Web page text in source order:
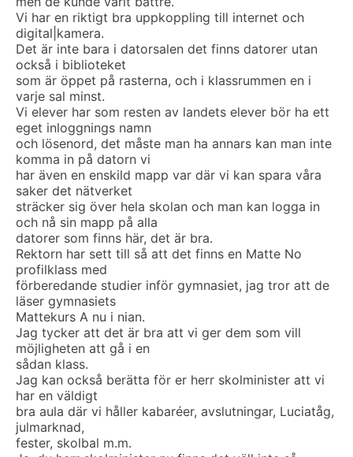
Vi har en riktigt bra uppkoppling till internet och
digital|kamera.
Det är inte bara i datorsalen det finns datorer utan
också i biblioteket
som är öppet på rasterna, och i klassrummen en i
varje sal minst.
Vi elever har som resten av landets elever bör ha ett
eget inloggnings namn
och lösenord, det måste man ha annars kan man inte
komma in på datorn vi
har även en enskild mapp var där vi kan spara våra
saker det nätverket
sträcker sig över hela skolan och man kan logga in
och nå sin mapp på alla
datorer som finns här, det är bra.
Rektorn har sett till så att det finns en Matte No
profilklass med
förberedande studier inför gymnasiet, jag tror att de
läser gymnasiets
Mattekurs A nu i nian.
Jag tycker att det är bra att vi ger dem som vill
möjligheten att gå i en
sådan klass.
Jag kan också berätta för er herr skolminister att vi
har en väldigt
bra aula där vi håller kabaréer, avslutningar, Luciatåg,
julmarknad,
fester, skolbal m.m.